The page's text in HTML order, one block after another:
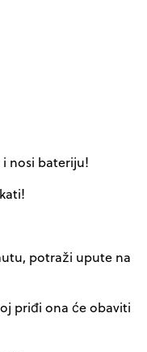
i nosi bateriju!
potraži upute na
priđi ona će obaviti